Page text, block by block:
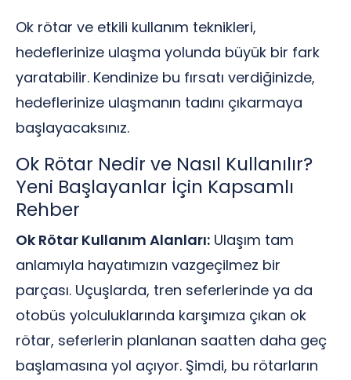
Ok rötar ve etkili kullanım teknikleri,
hedeflerinize ulaşma yolunda büyük bir fark
yaratabilir. Kendinize bu fırsatı verdiğinizde,
hedeflerinize ulaşmanın tadını çıkarmaya
başlayacaksınız.
Ok Rötar Nedir ve Nasıl Kullanılır?
Yeni Başlayanlar İçin Kapsamlı
Rehber
Ok Rötar Kullanım Alanları: Ulaşım tam
anlamıyla hayatımızın vazgeçilmez bir
parçası. Uçuşlarda, tren seferlerinde ya da
otobüs yolculuklarında karşımıza çıkan ok
rötar, seferlerin planlanan saatten daha geç
başlamasına yol açıyor. Şimdi, bu rötarların